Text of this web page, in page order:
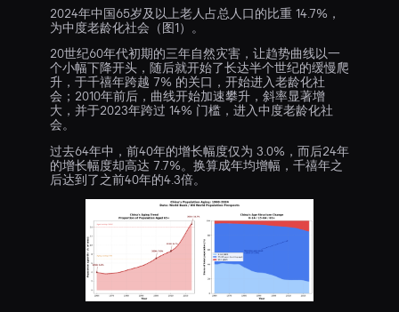
2024年中国65岁及以上老人占总人口的比重 14.7%，
为中度老龄化社会（图1）。
20世纪60年代初期的三年自然灾害，让趋势曲线以一
个小幅下降开头，随后就开始了长达半个世纪的缓慢爬
升，于千禧年跨越 7% 的关口，开始进入老龄化社
会；2010年前后，曲线开始加速攀升，斜率显著增
大，并于2023年跨过 14% 门槛，进入中度老龄化社
会。
过去64年中，前40年的增长幅度仅为 3.0%，而后24年
的增长幅度却高达 7.7%。换算成年均增幅，千禧年之
后达到了之前40年的4.3倍。